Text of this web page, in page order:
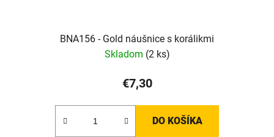
BNA156 - Gold náušnice s korálikmi
Skladom (2 ks)
€7,30
DO KOŠÍKA